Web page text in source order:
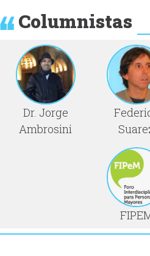
Columnistas
Dr. Jorge
Ambrosini